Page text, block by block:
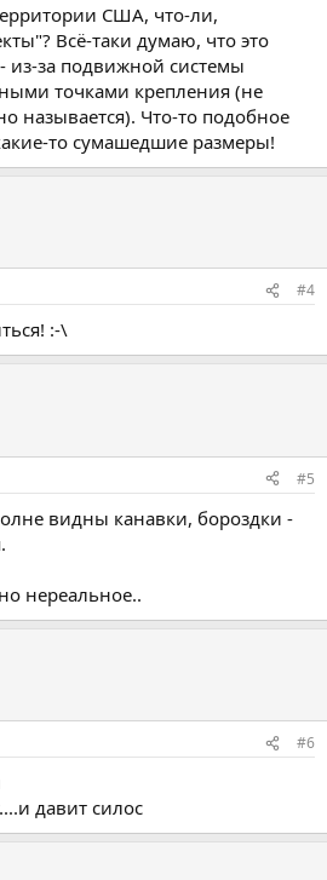
США, что-ли,
Всё-таки думаю, что это
из-за подвижной системы
точками крепления (не
называется). Что-то подобное
то сумашедшие размеры!
#4
:-\
#5
видны канавки, бороздки -
нереальное..
#6
давит силос